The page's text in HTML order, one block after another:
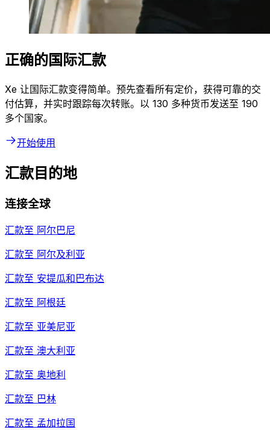
正确的国际汇款
Xe 让国际汇款变得简单。预先查看所有定价，获得可靠的交
付估算，并实时跟踪每次转账。以 130 多种货币发送至 190
多个国家。
开始使用
汇款目的地
连接全球
汇款至 阿尔巴尼
汇款至 阿尔及利亚
汇款至 安提瓜和巴布达
汇款至 阿根廷
汇款至 亚美尼亚
汇款至 澳大利亚
汇款至 奥地利
汇款至 巴林
汇款至 孟加拉国